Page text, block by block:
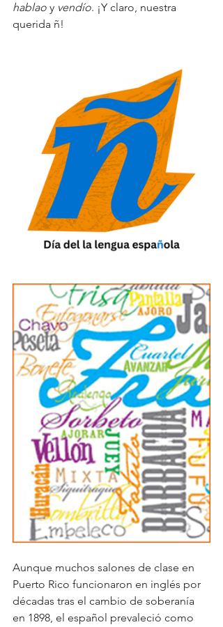
hablao y vendío. ¡Y claro, nuestra
querida ñ!
Aunque muchos salones de clase en
Puerto Rico funcionaron en inglés por
décadas tras el cambio de soberanía
en 1898, el español prevaleció como